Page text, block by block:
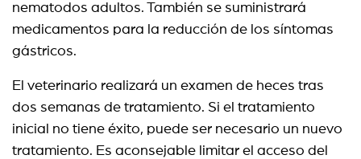
nematodos adultos. También se suministrará
medicamentos para la reducción de los síntomas
gástricos.
El veterinario realizará un examen de heces tras
dos semanas de tratamiento. Si el tratamiento
inicial no tiene éxito, puede ser necesario un nuevo
tratamiento. Es aconsejable limitar el acceso del